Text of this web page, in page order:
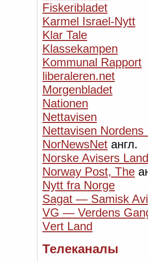
Fiskeribladet
Karmel Israel-Nytt
Klar Tale
Klassekampen
Kommunal Rapport
liberaleren.net
Morgenbladet
Nationen
Nettavisen
Nettavisen Nordens
NorNewsNet англ.
Norske Avisers
Norway Post, The
Nytt fra Norge
Sagat — Samisk
VG — Verdens
Vеrt Land
Телеканалы